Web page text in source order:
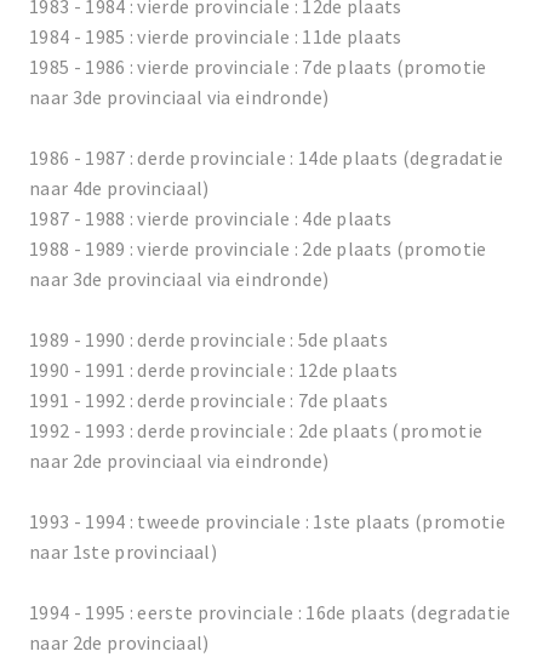
1983 - 1984 : vierde provinciale : 12de plaats
1984 - 1985 : vierde provinciale : 11de plaats
1985 - 1986 : vierde provinciale : 7de plaats (promotie
naar 3de provinciaal via eindronde)
1986 - 1987 : derde provinciale : 14de plaats (degradatie
naar 4de provinciaal)
1987 - 1988 : vierde provinciale : 4de plaats
1988 - 1989 : vierde provinciale : 2de plaats (promotie
naar 3de provinciaal via eindronde)
1989 - 1990 : derde provinciale : 5de plaats
1990 - 1991 : derde provinciale : 12de plaats
1991 - 1992 : derde provinciale : 7de plaats
1992 - 1993 : derde provinciale : 2de plaats (promotie
naar 2de provinciaal via eindronde)
1993 - 1994 : tweede provinciale : 1ste plaats (promotie
naar 1ste provinciaal)
1994 - 1995 : eerste provinciale : 16de plaats (degradatie
naar 2de provinciaal)